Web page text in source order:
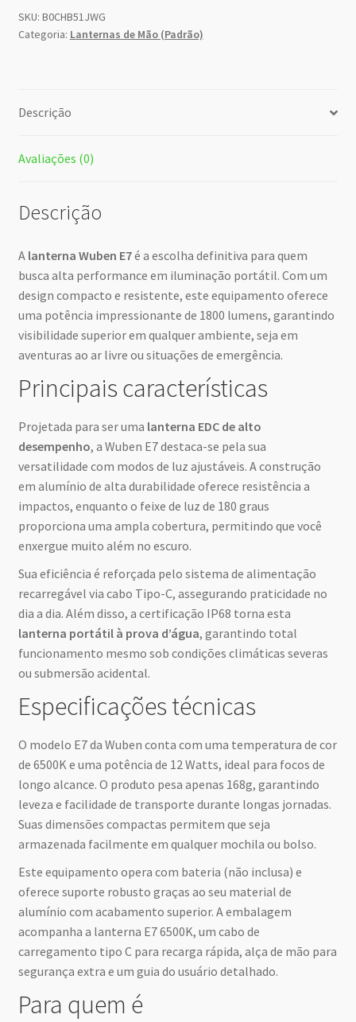
SKU: B0CHB51JWG
Categoria: Lanternas de Mão (Padrão)
Descrição
Avaliações (0)
Descrição
A lanterna Wuben E7é a escolha definitiva para quem
busca alta performance em iluminação portátil. Com um
design compacto e resistente, este equipamento oferece
uma potência impressionante de 1800 lumens, garantindo
visibilidade superior em qualquer ambiente, seja em
aventuras ao ar livre ou situações de emergência.
Principais características
Projetada para ser uma lanterna EDC de alto
desempenho, a Wuben E7 destaca-se pela sua
versatilidade com modos de luz ajustáveis. A construção
em alumínio de alta durabilidade oferece resistência a
impactos, enquanto o feixe de luz de 180 graus
proporciona uma ampla cobertura, permitindo que você
enxergue muito além no escuro.
Sua eficiência é reforçada pelo sistema de alimentação
recarregável via cabo Tipo-C, assegurando praticidade no
dia a dia. Além disso, a certificação IP68 torna esta
lanterna portátil à prova d’água, garantindo total
funcionamento mesmo sob condições climáticas severas
ou submersão acidental.
Especificações técnicas
O modelo E7 da Wuben conta com uma temperatura de cor
de 6500K e uma potência de 12 Watts, ideal para focos de
longo alcance. O produto pesa apenas 168g, garantindo
leveza e facilidade de transporte durante longas jornadas.
Suas dimensões compactas permitem que seja
armazenada facilmente em qualquer mochila ou bolso.
Este equipamento opera com bateria (não inclusa) e
oferece suporte robusto graças ao seu material de
alumínio com acabamento superior. A embalagem
acompanha a lanterna E7 6500K, um cabo de
carregamento tipo C para recarga rápida, alça de mão para
segurança extra e um guia do usuário detalhado.
Para quem é